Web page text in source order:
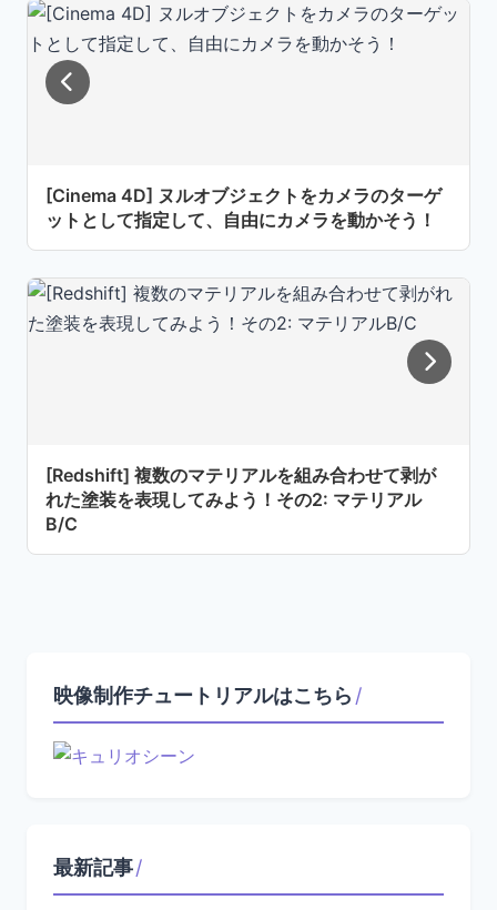
[Cinema 4D] ヌルオブジェクトをカメラのターゲ
ットとして指定して、自由にカメラを動かそう！
[Redshift] 複数のマテリアルを組み合わせて剥が
れた塗装を表現してみよう！その2: マテリアル
B/C
映像制作チュートリアルはこちら /
最新記事/